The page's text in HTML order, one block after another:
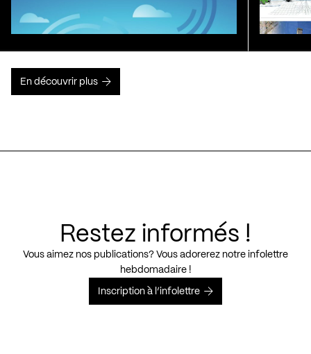
En découvrir plus
Restez informés !
Vous aimez nos publications? Vous adorerez notre infolettre
hebdomadaire !
Inscription à l’infolettre